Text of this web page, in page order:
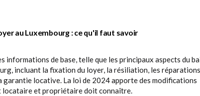
au Luxembourg : ce qu'il faut savoir
informations de base, telle que les principaux aspects du
incluant la fixation du loyer, la résiliation, les
garantie locative. La loi de 2024 apporte des modifications
locataire et propriétaire doit connaître.